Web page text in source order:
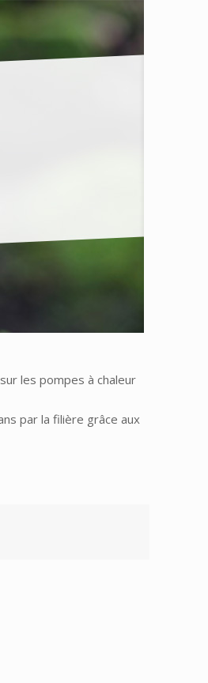
les pompes à chaleur
par la filière grâce aux